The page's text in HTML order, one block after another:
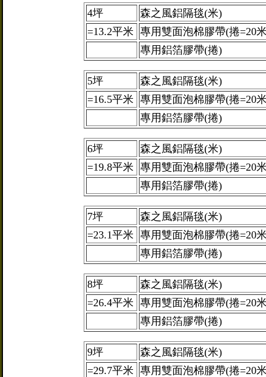
4坪
森之風鋁隔毯(米)
=13.2平米 專用雙面泡棉膠帶(捲=20
專用鋁箔膠帶(捲)
5坪
森之風鋁隔毯(米)
=16.5平米 專用雙面泡棉膠帶(捲=20
專用鋁箔膠帶(捲)
6坪
森之風鋁隔毯(米)
=19.8平米 專用雙面泡棉膠帶(捲=20
專用鋁箔膠帶(捲)
7坪
森之風鋁隔毯(米)
=23.1平米 專用雙面泡棉膠帶(捲=20
專用鋁箔膠帶(捲)
8坪
森之風鋁隔毯(米)
=26.4平米 專用雙面泡棉膠帶(捲=20
專用鋁箔膠帶(捲)
9坪
森之風鋁隔毯(米)
=29.7平米 專用雙面泡棉膠帶(捲=20